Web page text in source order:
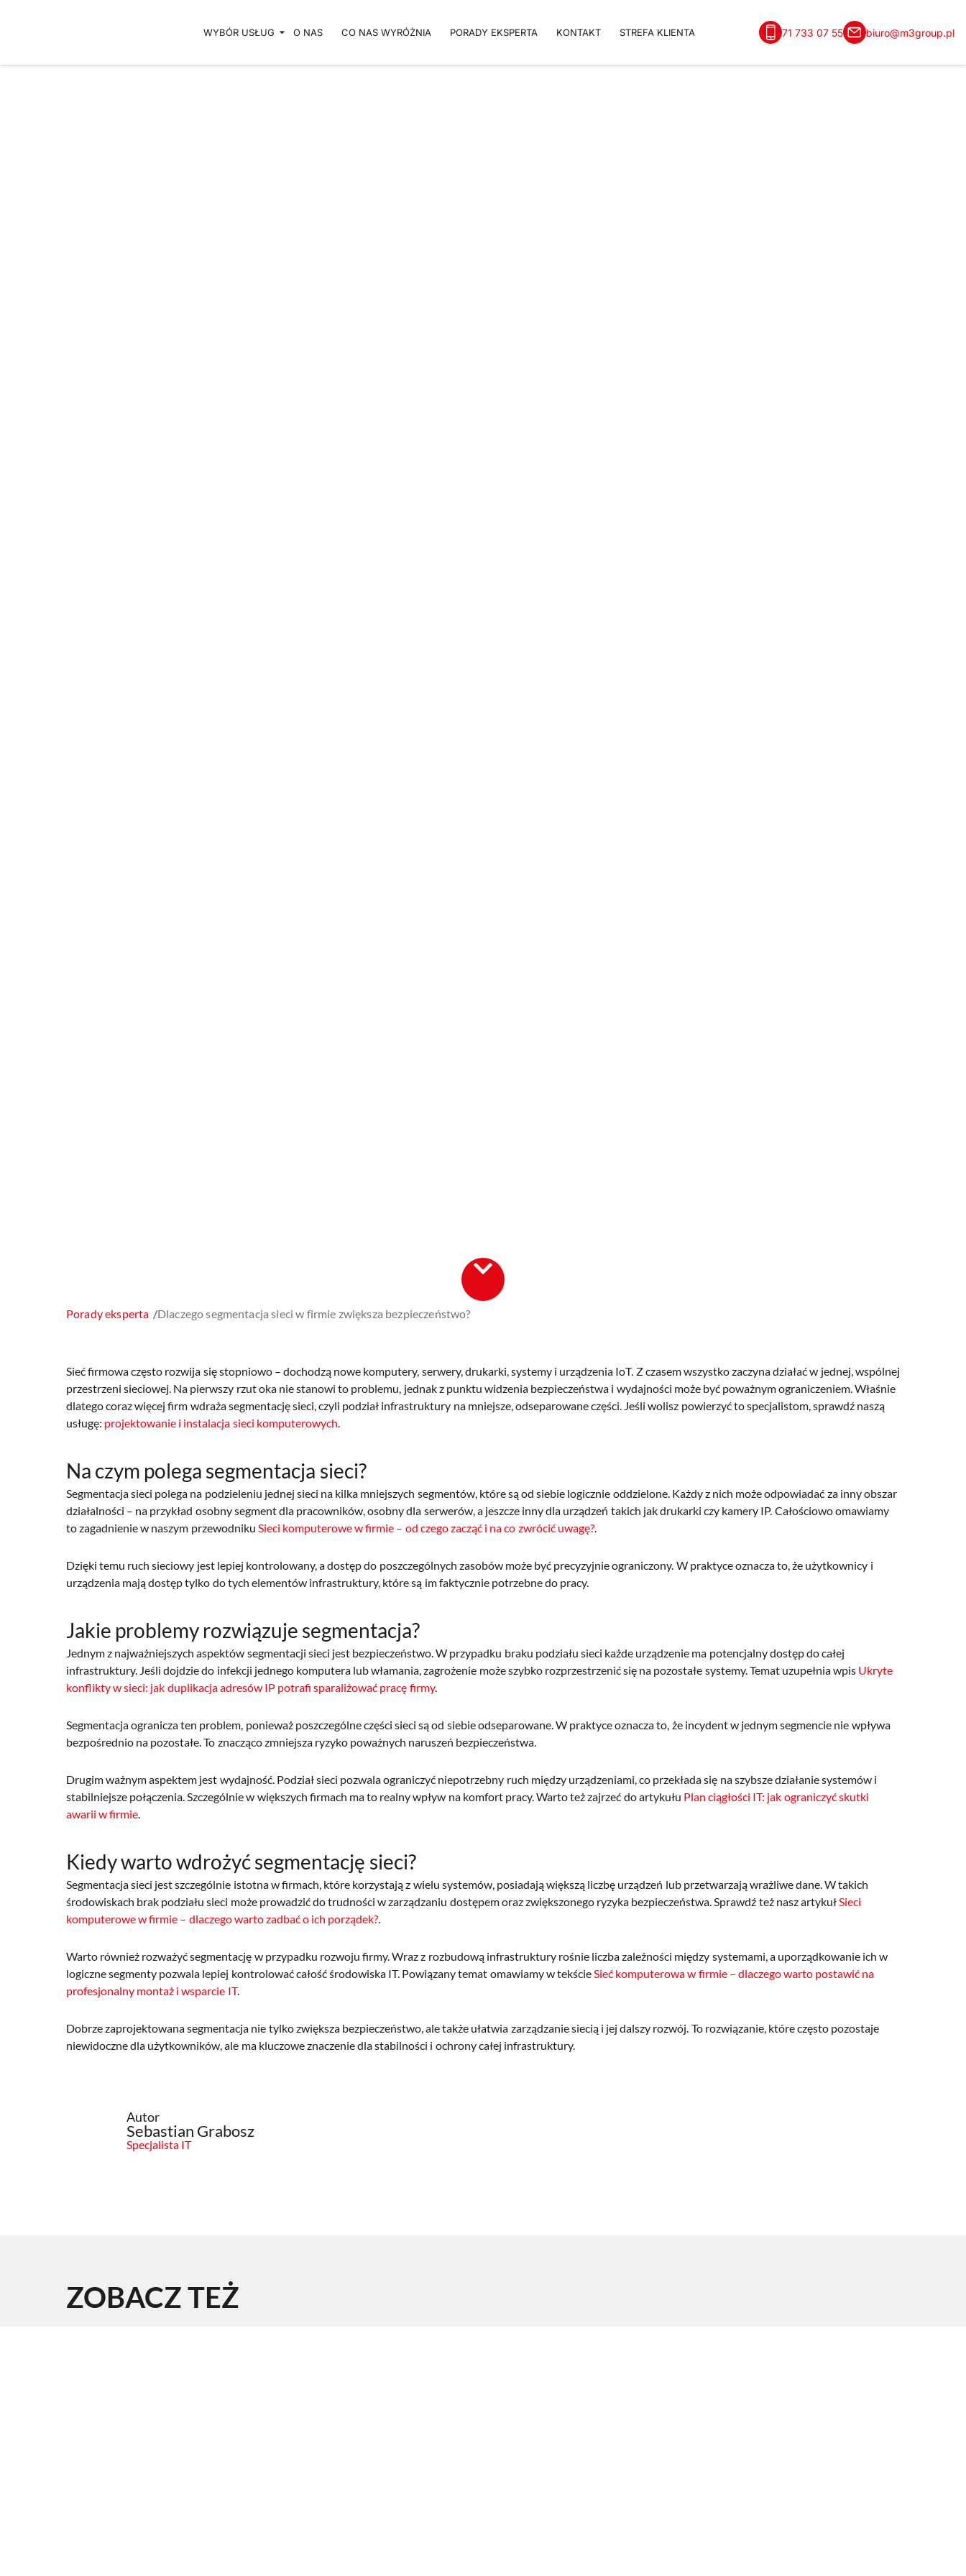
WYBÓR USŁUG O NAS CO NAS WYRÓŻNIA PORADY EKSPERTA KONTAKT STREFA KLIENTA 71 733 07 55 biuro@m3group.pl
Porady eksperta /Dlaczego segmentacja sieci w firmie zwiększa bezpieczeństwo?
Sieć firmowa często rozwija się stopniowo – dochodzą nowe komputery, serwery, drukarki, systemy i urządzenia IoT. Z czasem wszystko zaczyna działać w jednej, wspólnej
przestrzeni sieciowej. Na pierwszy rzut oka nie stanowi to problemu, jednak z punktu widzenia bezpieczeństwa i wydajności może być poważnym ograniczeniem. Właśnie
dlatego coraz więcej firm wdraża segmentację sieci, czyli podział infrastruktury na mniejsze, odseparowane części. Jeśli wolisz powierzyć to specjalistom, sprawdź naszą
usługę: projektowanie i instalacja sieci komputerowych.
Na czym polega segmentacja sieci?
Segmentacja sieci polega na podzieleniu jednej sieci na kilka mniejszych segmentów, które są od siebie logicznie oddzielone. Każdy z nich może odpowiadać za inny obszar
działalności – na przykład osobny segment dla pracowników, osobny dla serwerów, a jeszcze inny dla urządzeń takich jak drukarki czy kamery IP. Całościowo omawiamy
to zagadnienie w naszym przewodniku Sieci komputerowe w firmie – od czego zacząć i na co zwrócić uwagę?.
Dzięki temu ruch sieciowy jest lepiej kontrolowany, a dostęp do poszczególnych zasobów może być precyzyjnie ograniczony. W praktyce oznacza to, że użytkownicy i
urządzenia mają dostęp tylko do tych elementów infrastruktury, które są im faktycznie potrzebne do pracy.
Jakie problemy rozwiązuje segmentacja?
Jednym z najważniejszych aspektów segmentacji sieci jest bezpieczeństwo. W przypadku braku podziału sieci każde urządzenie ma potencjalny dostęp do całej
infrastruktury. Jeśli dojdzie do infekcji jednego komputera lub włamania, zagrożenie może szybko rozprzestrzenić się na pozostałe systemy. Temat uzupełnia wpis Ukryte
konflikty w sieci: jak duplikacja adresów IP potrafi sparaliżować pracę firmy.
Segmentacja ogranicza ten problem, ponieważ poszczególne części sieci są od siebie odseparowane. W praktyce oznacza to, że incydent w jednym segmencie nie wpływa
bezpośrednio na pozostałe. To znacząco zmniejsza ryzyko poważnych naruszeń bezpieczeństwa.
Drugim ważnym aspektem jest wydajność. Podział sieci pozwala ograniczyć niepotrzebny ruch między urządzeniami, co przekłada się na szybsze działanie systemów i
stabilniejsze połączenia. Szczególnie w większych firmach ma to realny wpływ na komfort pracy. Warto też zajrzeć do artykułu Plan ciągłości IT: jak ograniczyć skutki
awarii w firmie.
Kiedy warto wdrożyć segmentację sieci?
Segmentacja sieci jest szczególnie istotna w firmach, które korzystają z wielu systemów, posiadają większą liczbę urządzeń lub przetwarzają wrażliwe dane. W takich
środowiskach brak podziału sieci może prowadzić do trudności w zarządzaniu dostępem oraz zwiększonego ryzyka bezpieczeństwa. Sprawdź też nasz artykułSieci
komputerowe w firmie – dlaczego warto zadbać o ich porządek?.
Warto również rozważyć segmentację w przypadku rozwoju firmy. Wraz z rozbudową infrastruktury rośnie liczba zależności między systemami, a uporządkowanie ich w
logiczne segmenty pozwala lepiej kontrolować całość środowiska IT. Powiązany temat omawiamy w tekścieSieć komputerowa w firmie – dlaczego warto postawić na
profesjonalny montaż i wsparcie IT.
Dobrze zaprojektowana segmentacja nie tylko zwiększa bezpieczeństwo, ale także ułatwia zarządzanie siecią i jej dalszy rozwój. To rozwiązanie, które często pozostaje
niewidoczne dla użytkowników, ale ma kluczowe znaczenie dla stabilności i ochrony całej infrastruktury.
Autor
Sebastian Grabosz
Specjalista IT
ZOBACZ TEŻ